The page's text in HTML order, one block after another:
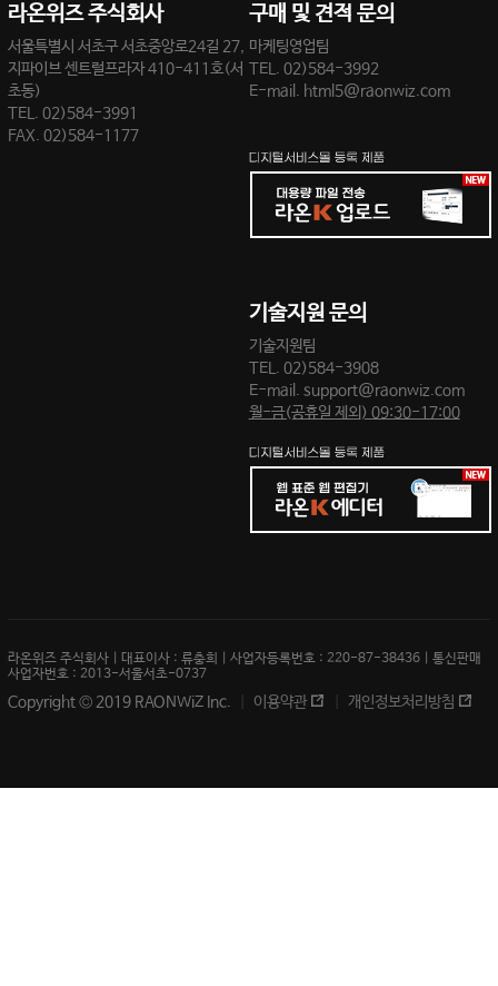
라온위즈 주식회사
서울특별시 서초구 서초중앙로24길 27,
지파이브 센트럴프라자 410-411호(서
초동)
TEL. 02)584-3991
FAX. 02)584-1177
구매 및 견적 문의
마케팅영업팀
TEL. 02)584-3992
E-mail. html5@raonwiz.com
기술지원 문의
기술지원팀
TEL. 02)584-3908
E-mail. support@raonwiz.com
월-금(공휴일 제외) 09:30-17:00
라온위즈 주식회사 | 대표이사 : 류충희 | 사업자등록번호 : 220-87-38436 | 통신판매
사업자번호 : 2013-서울서초-0737
Copyright © 2019 RAONWiZ Inc. 이용약관 개인정보처리방침